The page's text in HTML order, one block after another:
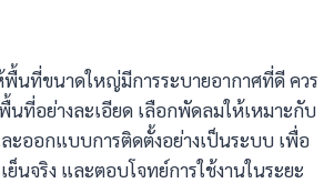
พื้นที่ขนาดใหญ่มีการระบายอากาศที่ดี ควร
พื้นที่อย่างละเอียด เลือกพัดลมให้เหมาะกับ
ะออกแบบการติดตั้งอย่างเป็นระบบ เพื่อ
นจริง และตอบโจทย์การใช้งานในระยะ